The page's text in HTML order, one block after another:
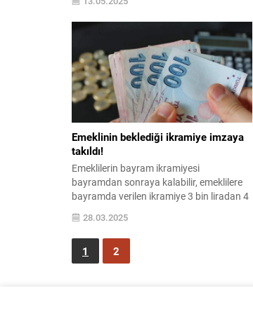
liraya yükselirken, ödemelerin hangi gün
yapılacağı araştırılıyor. İşte ortaya çıkan
Emeklinin beklediği ikramiye imzaya
takıldı!
Emeklilerin bayram ikramiyesi
bayramdan sonraya kalabilir, emeklilere
bayramda verilen ikramiye 3 bin liradan 4
bin liraya yükselmişti düzenleme içeren
kanun teklifi Genel Kurul'da kabul edilerek
yasallaştı. Yasallaşan kanun teklifinin
meclisten geç ...
28.03.2025
1 2